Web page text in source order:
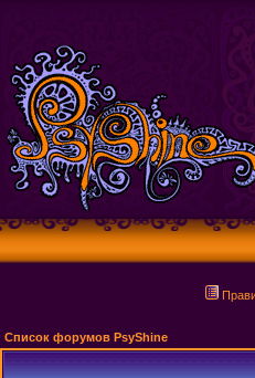
Список форумов PsyShine